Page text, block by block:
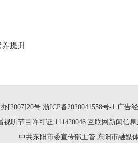
养提升
[2007]20号 浙ICP备2020041558号-1 广告
视听节目许可证:111420046 互联网新闻信息
中共东阳市委宣传部主管 东阳市融媒